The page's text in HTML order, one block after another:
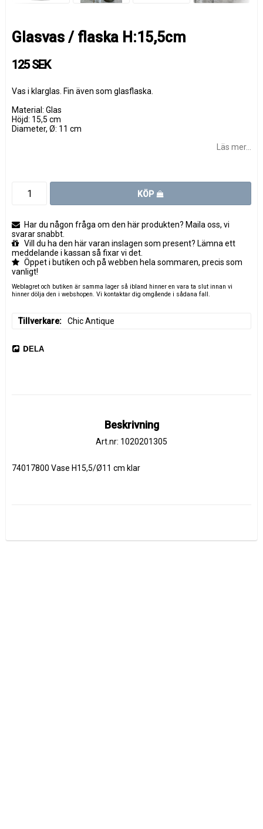
Glasvas / flaska H:15,5cm
125 SEK
Vas i klarglas. Fin även som glasflaska.
Material: Glas
Höjd: 15,5 cm
Diameter, Ø: 11 cm
Läs mer...
KÖP
Har du någon fråga om den här produkten? Maila oss, vi
svarar snabbt.
Vill du ha den här varan inslagen som present? Lämna ett
meddelande i kassan så fixar vi det.
Öppet i butiken och på webben hela sommaren, precis som
vanligt!
Weblagret och butiken är samma lager så ibland hinner en vara ta slut innan vi
hinner dölja den i webshopen. Vi kontaktar dig omgående i sådana fall.
Tillverkare Chic Antique
DELA
Beskrivning
Art.nr: 1020201305
74017800 Vase H15,5/Ø11 cm klar